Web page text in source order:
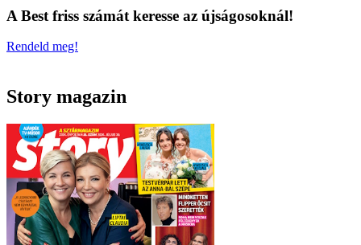
A Best friss számát keresse az újságosoknál!
Rendeld meg!
Story magazin